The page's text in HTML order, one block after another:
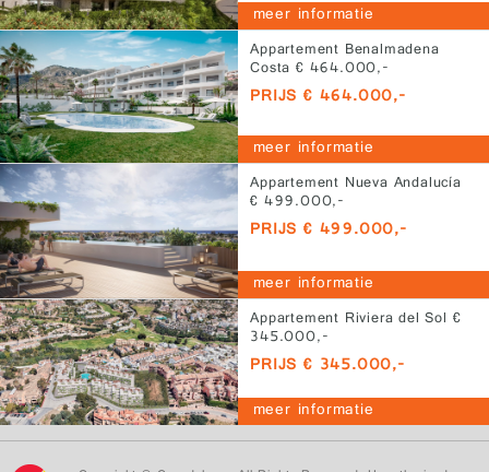
meer informatie
Appartement Benalmadena
Costa € 464.000,-
PRIJS € 464.000,-
meer informatie
Appartement Nueva Andalucía
€ 499.000,-
PRIJS € 499.000,-
meer informatie
Appartement Riviera del Sol €
345.000,-
PRIJS € 345.000,-
meer informatie